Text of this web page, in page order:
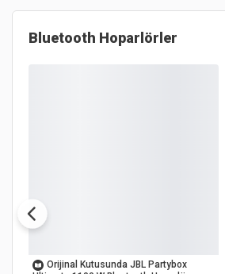
Bluetooth Hoparlörler
Orijinal Kutusunda JBL Partybox